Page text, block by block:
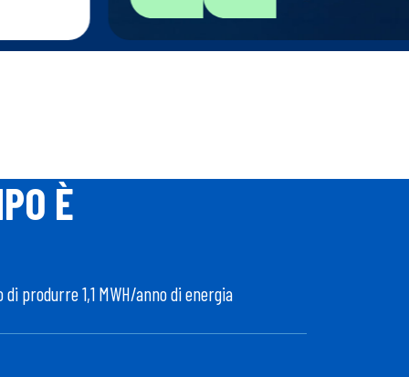
È
produrre 1,1 MWH/anno di energia